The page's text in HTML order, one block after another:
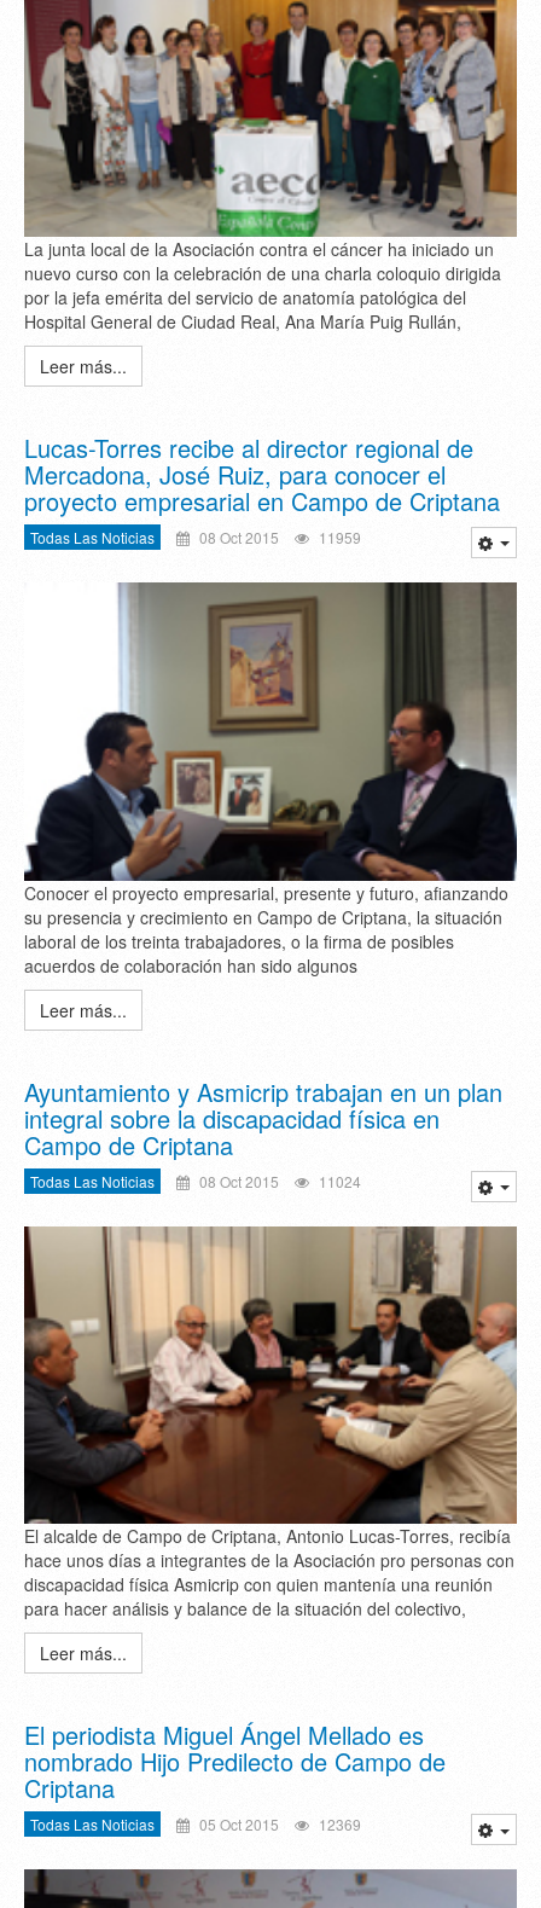
La junta local de la Asociación contra el cáncer ha iniciado un
nuevo curso con la celebración de una charla coloquio dirigida
por la jefa emérita del servicio de anatomía patológica del
Hospital General de Ciudad Real, Ana María Puig Rullán,
Leer más...
Lucas-Torres recibe al director regional de
Mercadona, José Ruiz, para conocer el
proyecto empresarial en Campo de Criptana
Todas Las Noticias 08 Oct 2015 11959
Conocer el proyecto empresarial, presente y futuro, afianzando
su presencia y crecimiento en Campo de Criptana, la situación
laboral de los treinta trabajadores, o la firma de posibles
acuerdos de colaboración han sido algunos
Leer más...
Ayuntamiento y Asmicrip trabajan en un plan
integral sobre la discapacidad física en
Campo de Criptana
Todas Las Noticias 08 Oct 2015 11024
El alcalde de Campo de Criptana, Antonio Lucas-Torres, recibía
hace unos días a integrantes de la Asociación pro personas con
discapacidad física Asmicrip con quien mantenía una reunión
para hacer análisis y balance de la situación del colectivo,
Leer más...
El periodista Miguel Ángel Mellado es
nombrado Hijo Predilecto de Campo de
Criptana
Todas Las Noticias 05 Oct 2015 12369